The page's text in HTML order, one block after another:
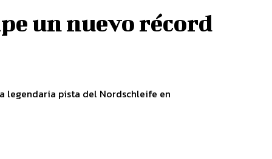
un nuevo récord
legendaria pista del Nordschleife en